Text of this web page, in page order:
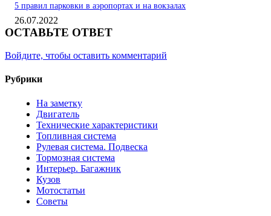
5 правил парковки в аэропортах и на вокзалах
26.07.2022
ОСТАВЬТЕ ОТВЕТ
Войдите, чтобы оставить комментарий
Рубрики
На заметку
Двигатель
Технические характеристики
Топливная система
Рулевая система. Подвеска
Тормозная система
Интерьер. Багажник
Кузов
Мотостатьи
Советы